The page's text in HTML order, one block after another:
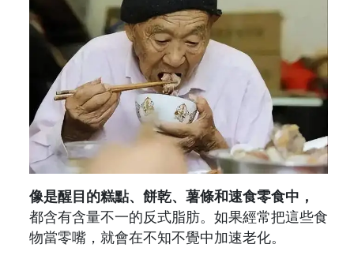
像是醒目的糕點、餅乾、薯條和速食零食中，
都含有含量不一的反式脂肪。如果經常把這些食
物當零嘴，就會在不知不覺中加速老化。